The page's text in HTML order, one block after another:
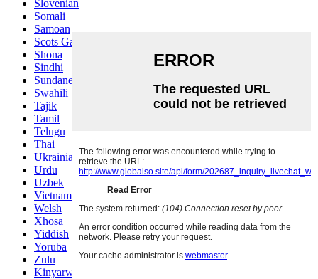
Slovenian
Somali
Samoan
Scots Gaelic
Shona
Sindhi
Sundanese
Swahili
Tajik
Tamil
Telugu
Thai
Ukrainian
Urdu
Uzbek
Vietnamese
Welsh
Xhosa
Yiddish
Yoruba
Zulu
Kinyarwanda